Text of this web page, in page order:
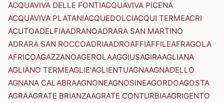
ACQUAVIVA DELLE FONTIACQUAVIVA PICENA
ACQUAVIVA PLATANIACQUEDOLCIACQUI TERMEACRI
ACUTOADELFIAADRANOADRARA SAN MARTINO
ADRARA SAN ROCCOADRIAADROAFFIAFFILEAFRAGOLA
AFRICOAGAZZANOAGEROLAAGGIUSAGIRAAGLIANA
AGLIANO TERMEAGLIE'AGLIENTUAGNAAGNADELLO
AGNANA CALABRAAGNONEAGNOSINEAGORDOAGOSTA
AGRAAGRATE BRIANZAAGRATE CONTURBIAAGRIGENTO